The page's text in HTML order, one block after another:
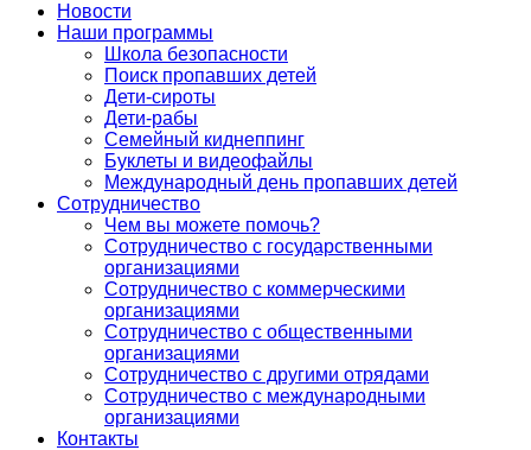
Новости
Наши программы
Школа безопасности
Поиск пропавших детей
Дети-сироты
Дети-рабы
Семейный киднеппинг
Буклеты и видеофайлы
Международный день пропавших детей
Сотрудничество
Чем вы можете помочь?
Сотрудничество с государственными
организациями
Сотрудничество с коммерческими
организациями
Сотрудничество с общественными
организациями
Сотрудничество с другими отрядами
Сотрудничество с международными
организациями
Контакты